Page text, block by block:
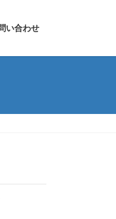
い合わせ